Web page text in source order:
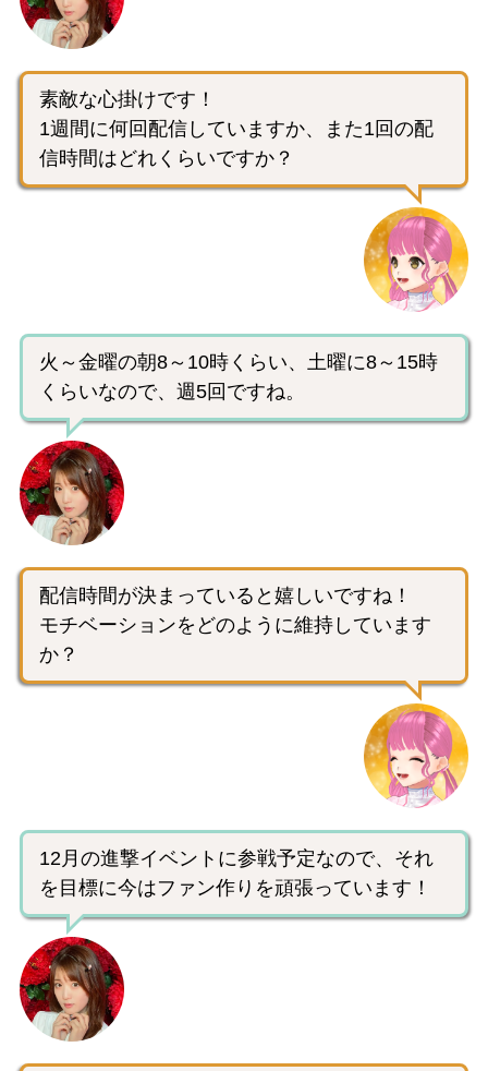
素敵な心掛けです！
1週間に何回配信していますか、また1回の配
信時間はどれくらいですか？
火～金曜の朝8～10時くらい、土曜に8～15時
くらいなので、週5回ですね。
配信時間が決まっていると嬉しいですね！
モチベーションをどのように維持しています
か？
12月の進撃イベントに参戦予定なので、それ
を目標に今はファン作りを頑張っています！